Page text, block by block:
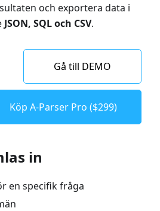
och exportera data i
JSON, SQL och CSV.
Gå till DEMO
Köp A-Parser Pro ($299)
in
en specifik fråga